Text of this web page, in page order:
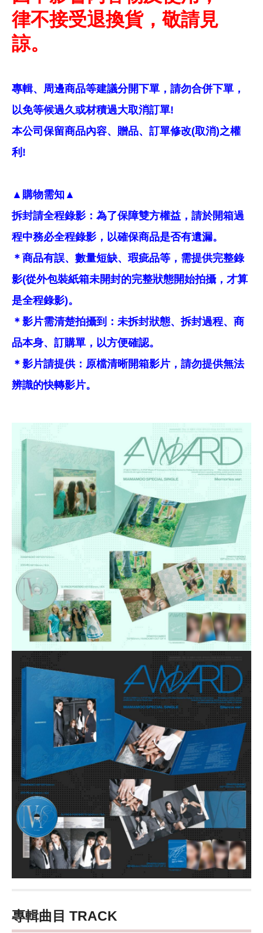
律不接受退換貨，敬請見
諒。
專輯、周邊商品等建議分開下單，請勿合併下單，
以免等候過久或材積過大取消訂單!
本公司保留商品內容、贈品、訂單修改(取消)之權
利!
▲購物需知▲
拆封請全程錄影：為了保障雙方權益，請於開箱過
程中務必全程錄影，以確保商品是否有遺漏。
＊商品有誤、數量短缺、瑕疵品等，需提供完整錄
影(從外包裝紙箱未開封的完整狀態開始拍攝，才算
是全程錄影)。
＊影片需清楚拍攝到：未拆封狀態、拆封過程、商
品本身、訂購單，以方便確認。
＊影片請提供：原檔清晰開箱影片，請勿提供無法
辨識的快轉影片。
專輯曲目 TRACK